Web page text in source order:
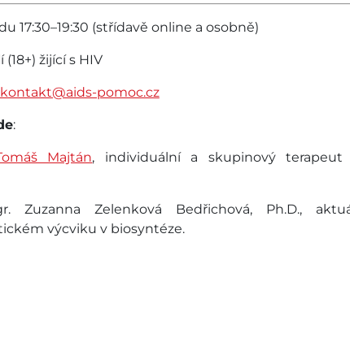
17:30–19:30 (střídavě online a osobně)
žijící s HIV
kontakt@aids-pomoc.cz
:
Majtán, individuální a skupinový terapeut
Zuzanna Zelenková Bedřichová, Ph.D.,
výcviku v biosyntéze.